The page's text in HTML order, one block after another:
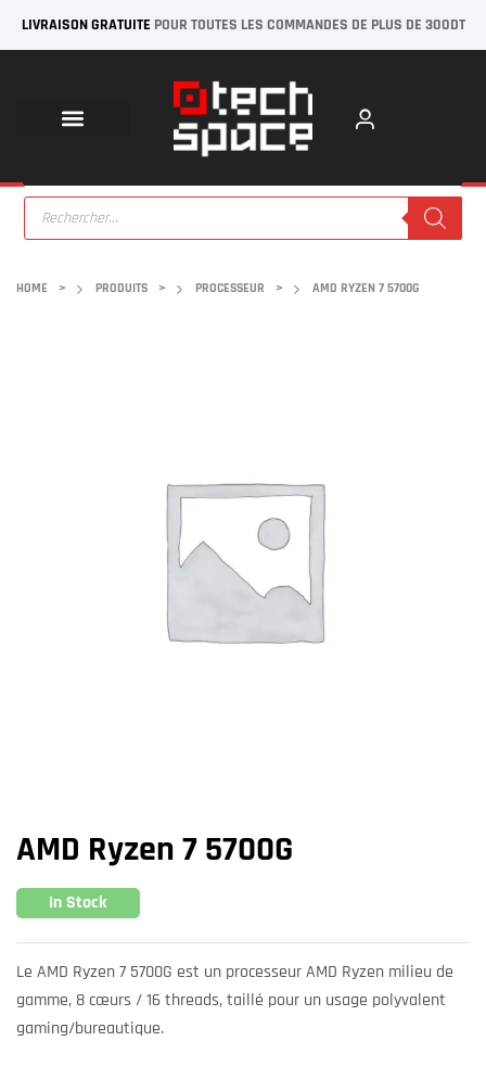
LIVRAISON GRATUITE POUR TOUTES LES COMMANDES DE PLUS DE 300DT
HOME > PRODUITS > PROCESSEUR > AMD RYZEN 7 5700G
AMD Ryzen 7 5700G
In Stock
Le AMD Ryzen 7 5700G est un processeur AMD Ryzen milieu de
gamme, 8 cœurs / 16 threads, taillé pour un usage polyvalent
gaming/bureautique.